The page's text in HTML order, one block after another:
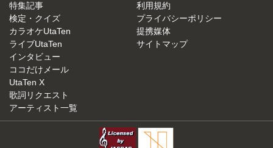
特集記事
検定・クイズ
カラオケUtaTen
ライブUtaTen
インタビュー
ココだけメール
UtaTen X
歌詞リクエスト
アーティスト一覧
利用規約
プライバシーポリシー
提携媒体
サイトマップ